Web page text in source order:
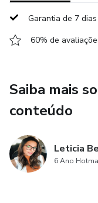
OBS: Para mais
produto.
Garantia de 7 dias
60% de
Saiba mais
conteúdo
Leticia
6 Ano